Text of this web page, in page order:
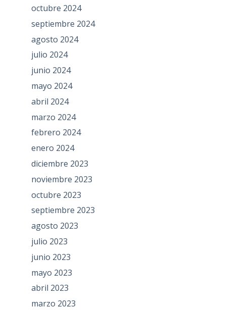
octubre 2024
septiembre 2024
agosto 2024
julio 2024
junio 2024
mayo 2024
abril 2024
marzo 2024
febrero 2024
enero 2024
diciembre 2023
noviembre 2023
octubre 2023
septiembre 2023
agosto 2023
julio 2023
junio 2023
mayo 2023
abril 2023
marzo 2023